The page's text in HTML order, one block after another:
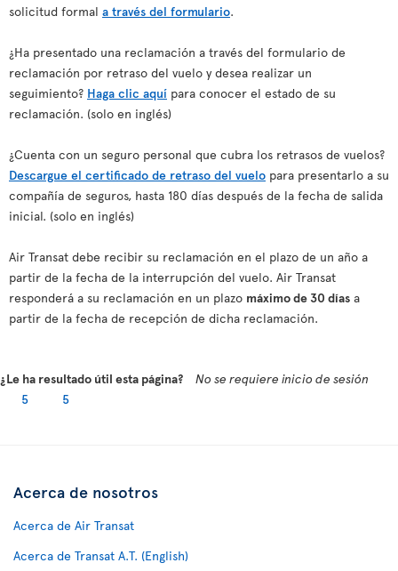
solicitud formal a través del formulario.
¿Ha presentado una reclamación a través del formulario de
reclamación por retraso del vuelo y desea realizar un
seguimiento? Haga clic aquí para conocer el estado de su
reclamación. (solo en inglés)
¿Cuenta con un seguro personal que cubra los retrasos de vuelos?
Descargue el certificado de retraso del vuelo para presentarlo a su
compañía de seguros, hasta 180 días después de la fecha de salida
inicial. (solo en inglés)
Air Transat debe recibir su reclamación en el plazo de un año a
partir de la fecha de la interrupción del vuelo. Air Transat
responderá a su reclamación en un plazo máximo de 30 días a
partir de la fecha de recepción de dicha reclamación.
¿Le ha resultado útil esta página?
No se requiere inicio de sesión
5
5
Acerca de nosotros
Acerca de Air Transat
Acerca de Transat A.T. (English)